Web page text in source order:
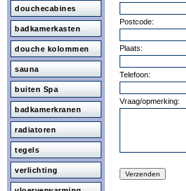
douchecabines
badkamerkasten
douche kolommen
sauna
buiten Spa
badkamerkranen
radiatoren
tegels
verlichting
Postcode:
Plaats:
Telefoon:
Vraag/opmerking: